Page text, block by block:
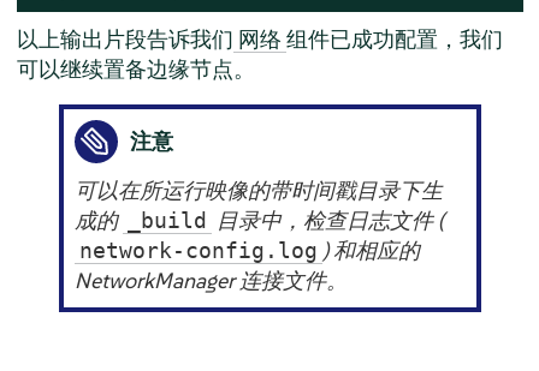
以上输出片段告诉我们 网络 组件已成功配置，我们
可以继续置备边缘节点。
注意
可以在所运行映像的带时间戳目录下生
成的
_build 目录中，检查日志文件 (
network-config.log ) 和相应的
NetworkManager 连接文件。